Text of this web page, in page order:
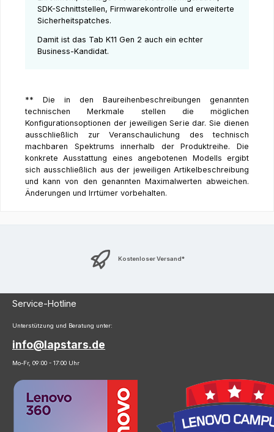
SDK-Schnittstellen, Firmwarekontrolle und erweiterte
Sicherheitspatches.
Damit ist das Tab K11 Gen 2 auch ein echter
Business-Kandidat.
** Die in den Baureihenbeschreibungen genannten
technischen Merkmale stellen die möglichen
Konfigurationsoptionen der jeweiligen Serie dar. Sie dienen
ausschließlich zur Veranschaulichung des technisch
machbaren Spektrums innerhalb der Produktreihe. Die
konkrete Ausstattung eines angebotenen Modells ergibt
sich ausschließlich aus der jeweiligen Artikelbeschreibung
und kann von den genannten Maximalwerten abweichen.
Änderungen und Irrtümer vorbehalten.
Kostenloser Versand*
Service-Hotline
Unterstützung und Beratung unter:
info@lapstars.de
Mo-Fr, 09:00 - 17:00 Uhr